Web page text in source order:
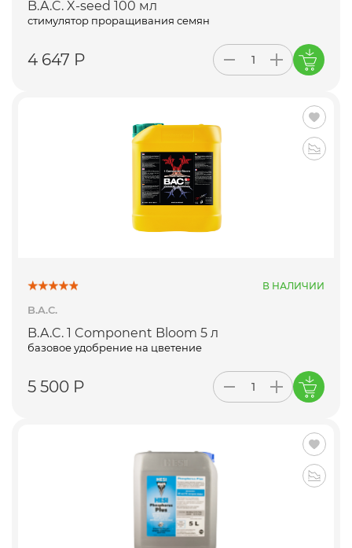
B.A.C. X-seed 100 мл
стимулятор проращивания семян
4 647 Р
В НАЛИЧИИ
B.A.C.
B.A.C. 1 Component Bloom 5 л
базовое удобрение на цветение
5 500 Р